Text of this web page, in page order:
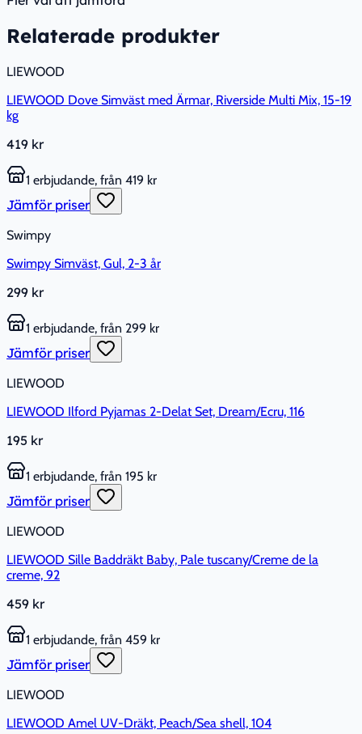
Relaterade produkter
LIEWOOD
LIEWOOD Dove Simväst med Ärmar, Riverside Multi Mix, 15-19
kg
419 kr
1 erbjudande, från 419 kr
Jämför priser
Swimpy
Swimpy Simväst, Gul, 2-3 år
299 kr
1 erbjudande, från 299 kr
Jämför priser
LIEWOOD
LIEWOOD Ilford Pyjamas 2-Delat Set, Dream/Ecru, 116
195 kr
1 erbjudande, från 195 kr
Jämför priser
LIEWOOD
LIEWOOD Sille Baddräkt Baby, Pale tuscany/Creme de la
creme, 92
459 kr
1 erbjudande, från 459 kr
Jämför priser
LIEWOOD
LIEWOOD Amel UV-Dräkt, Peach/Sea shell, 104